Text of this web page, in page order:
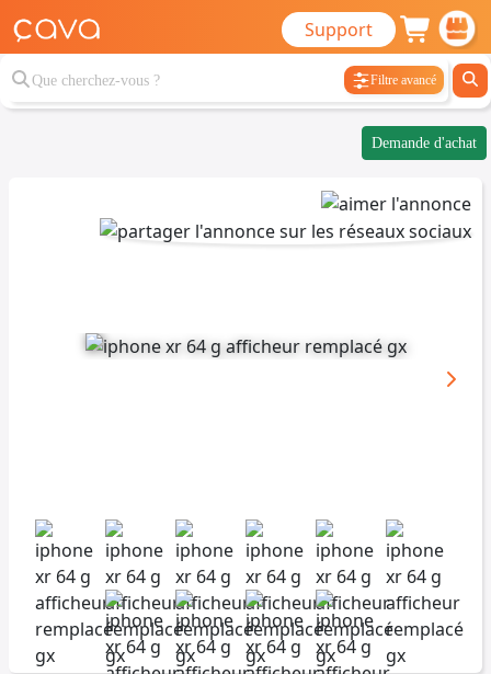
Support
Filtre avancé
Demande d'achat